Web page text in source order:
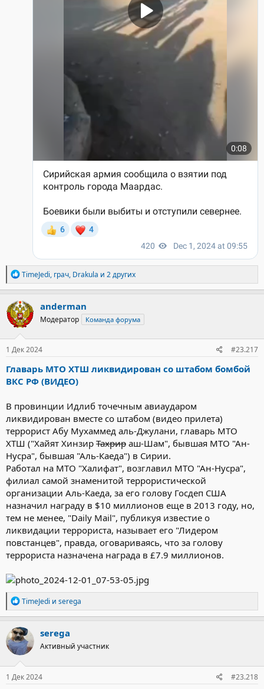
Р
е
а
к
ц
и
и
:
TimeJedi, грач, Drakula и 2 других
anderman
Модератор Команда форума
1 Дек 2024 #23.217
Главарь МТО ХТШ ликвидирован со штабом бомбой
ВКС РФ (ВИДЕО)
В провинции Идлиб точечным авиаударом
ликвидирован вместе со штабом (видео прилета)
террорист Абу Мухаммед аль-Джулани, главарь МТО
ХТШ ("Хайят Хинзир Тахрир аш-Шам", бывшая МТО "Ан-
Нусра", бывшая "Аль-Каеда") в Сирии.
Работал на МТО "Халифат", возглавил МТО "Ан-Нусра",
филиал самой знаменитой террористической
организации Аль-Каеда, за его голову Госдеп США
назначил награду в $10 миллионов еще в 2013 году, но,
тем не менее, "Daily Mail", публикуя известие о
ликвидации террориста, называет его "Лидером
повстанцев", правда, оговариваясь, что за голову
террориста назначена награда в £7.9 миллионов.
Р
е
а
к
ц
и
и
:
TimeJedi и serega
serega
Активный участник
1 Дек 2024 #23.218